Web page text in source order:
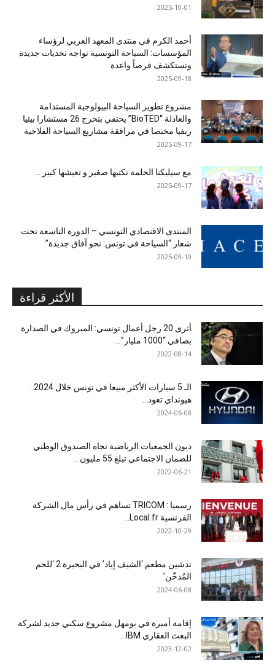
2025-10-01
أحمد الكرم في منتدى المعهد العربي لرؤساء
المؤسسات: السياحة التونسية تواجه تحديات جديدة
وتستكشف فرصاً واعدة
2025-09-18
مشروع تطوير السياحة البيولوجية المستدامة
والعادلة “BioTED” يحتفي بتخرج 26 مستشارا بيئيا
ريفيا مختصا في مرافقة مشاريع السياحة الفلاحية
2025-09-17
مع سيليكتا الحلمة تكتبها صغير و تعيشها كبير …
2025-09-17
المنتدى الاقتصادي التونسي – الدورة التاسعة تحت
شعار “السياحة في تونس: نحو آفاق جديدة”
2025-09-10
الأكثر قراءة
أثرى 20 رجل أعمال تونسي: المبروك في الصدارة
بصافي “1000 مليار”...
2022-08-14
هيونداي تعود...
2024-06-08
ديون الجمعيات الرياضية تجاه الصندوق الوطني
للضمان الاجتماعي تبلغ 55 مليون...
2022-06-21
رسميا : TRICOM تساهم في رأس مال الشركة
الفرنسية Local.fr...
2022-10-29
تدشين مطعم ‘الشيف إياد’ في البحيرة 2 ‘للحم
المُدخّن’
2024-06-08
إقامة أميرة في بومهل مشروع سكني جديد لشركة
البعث العقاري IBM...
2023-12-02